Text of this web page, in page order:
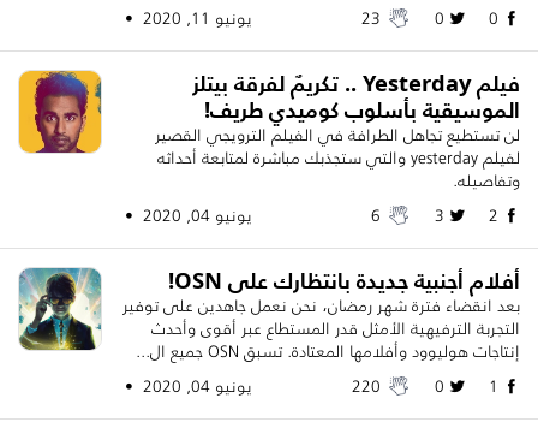
يونيو 11, 2020 •
فيلم Yesterday .. تكريمٌ لفرقة بيتلز
الموسيقية بأسلوب كوميدي طريف!
لن تستطيع تجاهل الطرافة في الفيلم الترويجي القصير
لفيلم yesterday والتي ستجذبك مباشرة لمتابعة أحداثه
وتفاصيله.
يونيو 04, 2020 •
أفلام أجنبية جديدة بانتظارك على OSN!
بعد انقضاء فترة شهر رمضان، نحن نعمل جاهدين على توفير
التجربة الترفيهية الأمثل قدر المستطاع عبر أقوى وأحدث
إنتاجات هوليوود وأفلامها المعتادة. تسبق OSN جميع ال...
يونيو 04, 2020 •